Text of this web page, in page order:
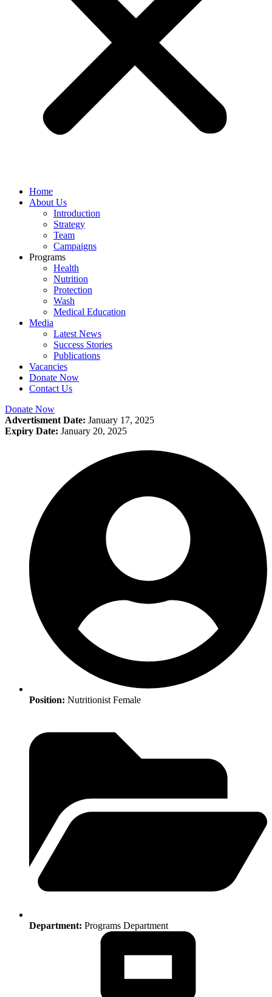
Home
About Us
Introduction
Strategy
Team
Campaigns
Programs
Health
Nutrition
Protection
Wash
Medical Education
Media
Latest News
Success Stories
Publications
Vacancies
Donate Now
Contact Us
Donate Now
Advertisment Date: January 17, 2025
Expiry Date: January 20, 2025
Position: Nutritionist Female
Department: Programs Department